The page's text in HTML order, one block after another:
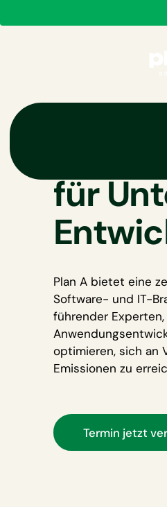
für
Plan A bietet eine
Software- und IT-
führender
optimieren, sich an
Emissionen zu
Termin jetzt